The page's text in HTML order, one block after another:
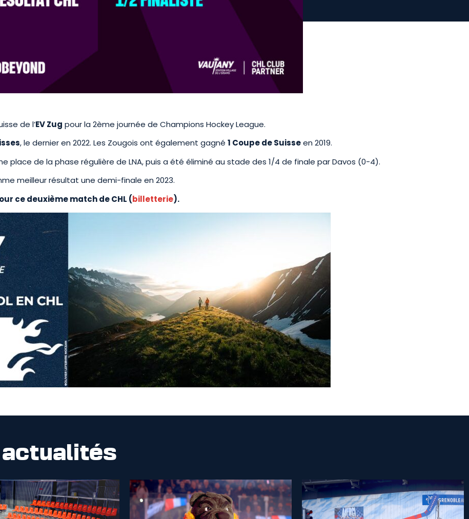
de l’EV Zug pour la 2ème journée de Champions Hockey League.
, le dernier en 2022. Les Zougois ont également gagné 1 Coupe de Suisseen 2019.
place de la phase régulière de LNA, puis a été éliminé au stade des 1/4 de finale par Davos (0-4).
meilleur résultat une demi-finale en 2023.
ce deuxième match de CHL (billetterie).
actualités